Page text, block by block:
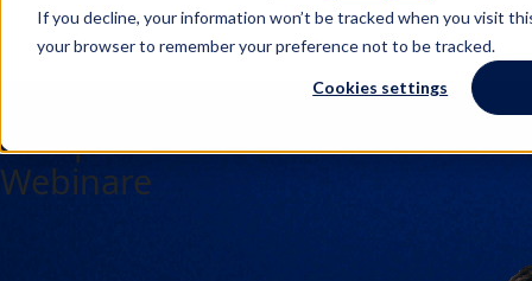
If you decline, your information won’t be tracked when you visit
your browser to remember your preference not to be tracked.
Cookies settings
Suche
Governance, Risiko und
Compliance On-Demand-
Webinare